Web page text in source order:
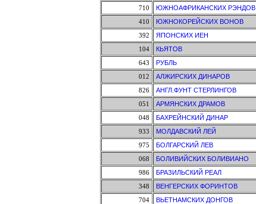
710
ЮЖНОАФРИКАНСКИХ РЭНДОВ
410
ЮЖНОКОРЕЙСКИХ ВОНОВ
392
ЯПОНСКИХ ИЕН
104
КЬЯТОВ
643
РУБЛЬ
012
АЛЖИРСКИХ ДИНАРОВ
826
АНГЛ.ФУНТ СТЕРЛИНГОВ
051
АРМЯНСКИХ ДРАМОВ
048
БАХРЕЙНСКИЙ ДИНАР
933
МОЛДАВСКИЙ ЛЕЙ
975
БОЛГАРСКИЙ ЛЕВ
068
БОЛИВИЙСКИХ БОЛИВИАНО
986
БРАЗИЛЬСКИЙ РЕАЛ
348
ВЕНГЕРСКИХ ФОРИНТОВ
704
ВЬЕТНАМСКИХ ДОНГОВ